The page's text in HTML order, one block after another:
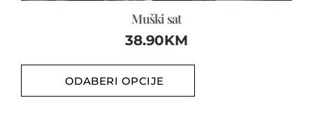
Muški sat
38.90KM
ODABERI OPCIJE